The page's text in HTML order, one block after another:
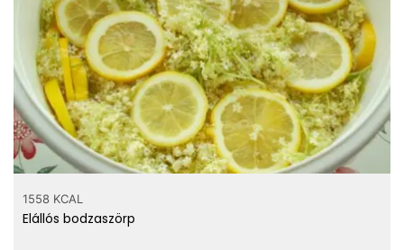
Hány kalória
gramm
citromsav?
1558 KCAL
Elállós bodzaszörp